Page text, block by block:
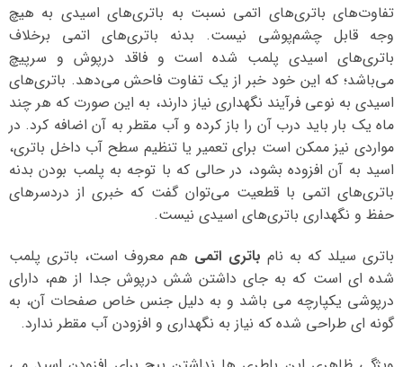
تفاوت‌های باتری‌های اتمی نسبت به باتری‌های اسیدی به هیچ
وجه قابل چشم‌پوشی نیست. بدنه باتری‌های اتمی برخلاف
باتری‌های اسیدی پلمب شده است و فاقد درپوش و سرپیچ
می‌باشد؛ که این خود خبر از یک تفاوت فاحش می‌دهد. باتری‌های
اسیدی به نوعی فرآیند نگهداری نیاز دارند، به این صورت که هر چند
ماه یک بار باید درب آن را باز کرده و آب مقطر به آن اضافه کرد. در
مواردی نیز ممکن است برای تعمیر یا تنظیم سطح آب داخل باتری،
اسید به آن افزوده بشود، در حالی که با توجه به پلمب بودن بدنه
باتری‌های اتمی با قطعیت می‌توان گفت که خبری از دردسرهای
حفظ و نگهداری باتری‌های اسیدی نیست.
باتری سیلد که به نام باتری اتمی هم معروف است، باتری پلمب
شده ای است که به جای داشتن شش درپوش جدا از هم، دارای
درپوشی یکپارچه می باشد و به دلیل جنس خاص صفحات آن، به
گونه ای طراحی شده که نیاز به نگهداری و افزودن آب مقطر ندارد.